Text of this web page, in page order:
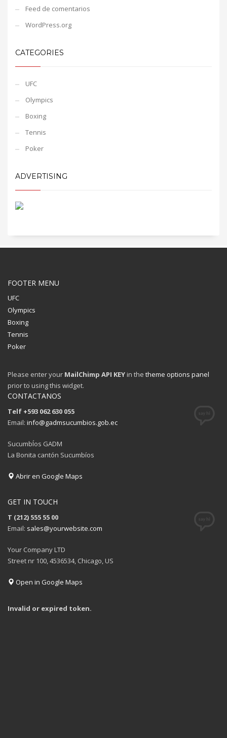
Feed de comentarios
WordPress.org
CATEGORIES
UFC
Olympics
Boxing
Tennis
Poker
ADVERTISING
FOOTER MENU
UFC
Olympics
Boxing
Tennis
Poker
Please enter your MailChimp API KEY in the theme options panel
prior to using this widget.
CONTACTANOS
Telf +593 062 630 055
Email: info@gadmsucumbios.gob.ec
SucumbÍos GADM
La Bonita cantón Sucumbíos
Abrir en Google Maps
GET IN TOUCH
T (212) 555 55 00
Email: sales@yourwebsite.com
Your Company LTD
Street nr 100, 4536534, Chicago, US
Open in Google Maps
Invalid or expired token.